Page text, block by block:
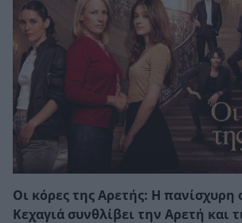
Οι κόρες της Αρετής: Η πανίσχυρη
Κεχαγιά συνθλίβει την Αρετή και